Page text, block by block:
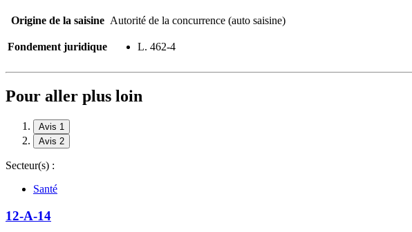
Origine de la saisine Autorité de la concurrence (auto saisine)
Fondement juridique L. 462-4
Pour aller plus loin
Avis 1
Avis 2
Secteur(s) :
Santé
12-A-14